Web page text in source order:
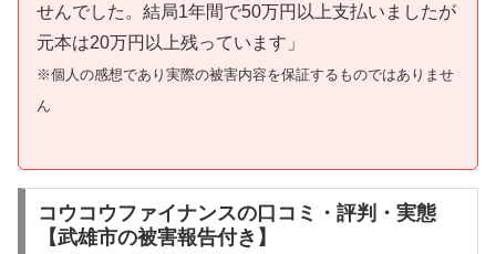
せんでした。結局1年間で50万円以上支払いましたが
元本は20万円以上残っています」
※個人の感想であり実際の被害内容を保証するものではありませ
ん
コウコウファイナンスの口コミ・評判・実態
【武雄市の被害報告付き】